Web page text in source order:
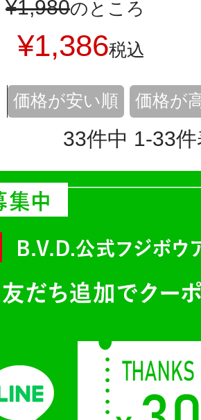
¥1,980のところ
¥1,386税込
価格が安い順 価格が
33件中 1-33